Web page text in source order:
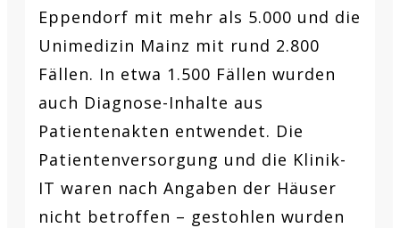
Eppendorf mit mehr als 5.000 und die
Unimedizin Mainz mit rund 2.800
Fällen. In etwa 1.500 Fällen wurden
auch Diagnose-Inhalte aus
Patientenakten entwendet. Die
Patientenversorgung und die Klinik-
IT waren nach Angaben der Häuser
nicht betroffen – gestohlen wurden